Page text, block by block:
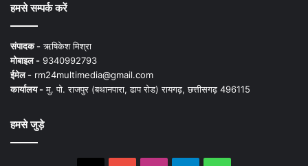
हमसे सम्पर्क करें
संपादक -ऋषिकेश मिश्रा
मोबाइल - 9340992793
ईमेल - rm24multimedia@gmail.com
कार्यालय -मु. पो. राजपुर (बथानपारा, ढाप रोड) रायगढ़, छत्तीसगढ़ 496115
हमसे जुड़े